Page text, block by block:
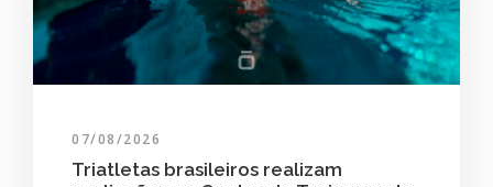
07/08/2026
Triatletas brasileiros realizam